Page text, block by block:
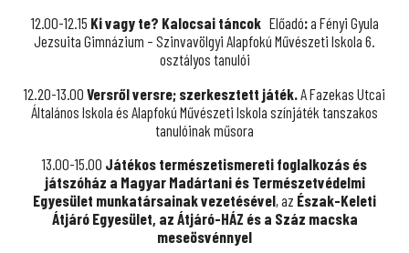
12.00-12.15 Ki vagy te? Kalocsai táncok Előadó:a Fényi Gyula
Jezsuita Gimnázium – Szinvavölgyi Alapfokú Művészeti Iskola 6.
osztályos tanulói
12.20-13.00 Versről versre; szerkesztett játék. AFazekas Utcai
Általános Iskola és Alapfokú Művészeti Iskola színjáték tanszakos
tanulóinak műsora
13.00-15.00 Játékos természetismereti foglalkozás és
játszóház a Magyar Madártani és Természetvédelmi
Egyesület munkatársainak vezetésével, az Észak-Keleti
Átjáró Egyesület, az Átjáró-HÁZ és a Száz macska
meseösvénnyel